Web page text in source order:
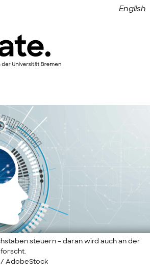
English
steuern – daran wird auch an der
AdobeStock